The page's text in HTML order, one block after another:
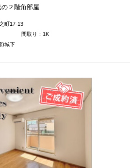
２階角部屋
町17-13
間取り：1K
)城下